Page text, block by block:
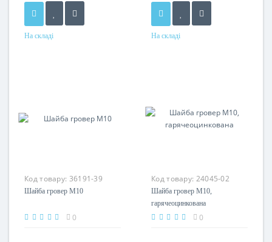
На складі На складі
Код товару: 36191-39
Шайба гровер М10
0
Код товару: 24045-02
Шайба гровер М10,
гарячеоцинкована
0